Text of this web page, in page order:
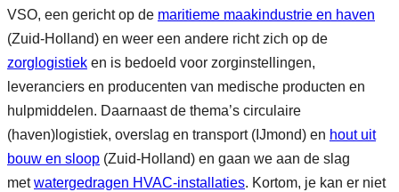
VSO, een gericht op de maritieme maakindustrie en haven
(Zuid-Holland) en weer een andere richt zich op de
zorglogistiek en is bedoeld voor zorginstellingen,
leveranciers en producenten van medische producten en
hulpmiddelen. Daarnaast de thema’s circulaire
(haven)logistiek, overslag en transport (IJmond) en hout uit
bouw en sloop (Zuid-Holland) en gaan we aan de slag
metwatergedragen HVAC-installaties. Kortom, je kan er niet